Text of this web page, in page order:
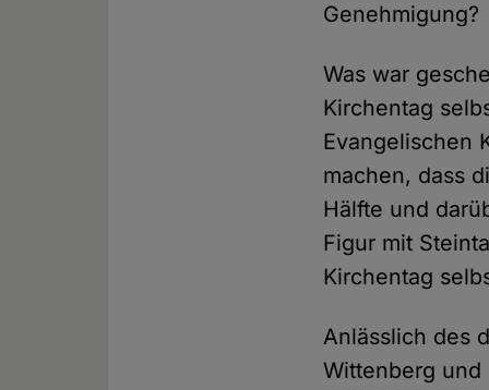
Genehmigung?
Was war
Kirchentag
Evangelischen
machen, dass
Hälfte und
Figur mit
Kirchentag
Anlässlich des
Wittenberg und